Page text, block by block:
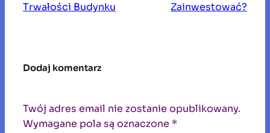
Trwałości Budynku
Zainwestować?
Dodaj komentarz
Twój adres email nie zostanie opublikowany.
Wymagane pola są oznaczone *